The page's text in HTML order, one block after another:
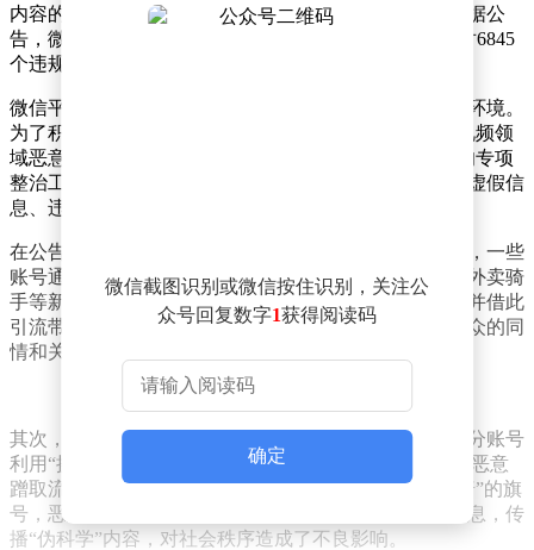
内容的公告，披露了其在一个月内所取得的显著成果。据公
告，微信平台在此期间共清理了45759条有害信息，并对6845
个违规账号进行了处理。
微信平台始终致力于维护一个安全、健康且绿色的生态环境。
为了积极响应中央网信办2025年发起的“清朗・整治短视频领
域恶意营销乱象”专项行动，微信决定开展为期三个月的专项
整治工作。此次整治行动主要针对恶意虚假摆拍、散布虚假信
息、违背公序良俗以及违规引流营销等恶意营销行为。
在公告中，微信列举了近期的一些典型违规案例。首先，一些
账号通过恶意虚假摆拍来打造悲惨人设，假冒快递员、外卖骑
手等新就业群体身份，利用公众的善意进行卖惨营销，并借此
引流带货。这类账号通常会编写悲情剧本，以此吸引观众的同
情和关注。
其次，散布虚假消息以博取眼球的行为也屡见不鲜。部分账号
利用“换脸”、“换声”和“P图”等技术手段编造不实内容，恶意
蹭取流量，甚至违规引流带货。还有一些账号打着“科普”的旗
号，恶意编造并散布经济、医学、农业等领域的虚假信息，传
播“伪科学”内容，对社会秩序造成了不良影响。
微信截图识别或微信按住识别，关注公
众号回复数字1获得阅读码
确定